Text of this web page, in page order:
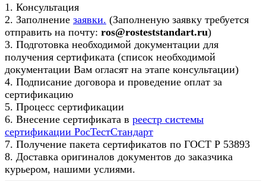
1. Консультация
2. Заполнение заявки. (Заполненую заявку требуется
отправить на почту: ros@rosteststandart.ru)
3. Подготовка необходимой документации для
получения сертификата (список необходимой
документации Вам огласят на этапе консультации)
4. Подписание договора и проведение оплат за
сертификацию
5. Процесс сертификации
6. Внесение сертификата в реестр системы
сертификации РосТестСтандарт
7. Получение пакета сертификатов по ГОСТ Р 53893
8. Доставка оригиналов документов до заказчика
курьером, нашими услиями.